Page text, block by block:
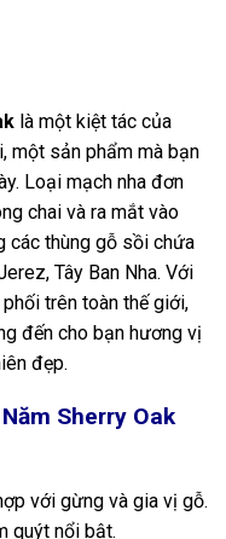
là một kiệt tác của
một sản phẩm mà bạn
Loại mạch nha đơn
chai và ra mắt vào
các thùng gỗ sồi chứa
Tây Ban Nha. Với
trên toàn thế giới,
đến cho bạn hương vị
đẹp.
Sherry Oak
với gừng và gia vị gỗ.
quýt nổi bật.